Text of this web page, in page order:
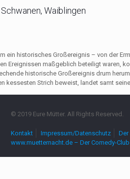
Waiblingen
ein historisches Großereignis – von der
Ereignissen maßgeblich beteiligt waren,
historische Großereignis drum
kessesten Strich beweist, landet samt
© 2019 Eure Mütter. All Rights Reserved.
Kontakt Impressum/Datenschutz
www.muetternacht.de – Der Comedy-Club